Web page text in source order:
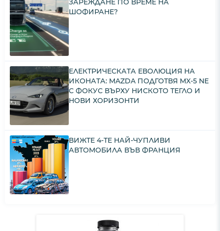
ЗАРЕЖДАНЕ ПО ВРЕМЕ НА
ШОФИРАНЕ?
ЕЛЕКТРИЧЕСКАТА ЕВОЛЮЦИЯ НА
ИКОНАТА: MAZDA ПОДГОТВЯ MX-5 NE
С ФОКУС ВЪРХУ НИСКОТО ТЕГЛО И
НОВИ ХОРИЗОНТИ
ВИЖТЕ 4-ТЕ НАЙ-ЧУПЛИВИ
АВТОМОБИЛА ВЪВ ФРАНЦИЯ